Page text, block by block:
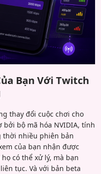
Bạn Với Twitch
thay đổi cuộc chơi cho
bộ mã hóa NVIDIA, tính
thời nhiều phiên bản
của bạn nhận được
có thể xử lý, mà bạn
tục. Và với bản beta